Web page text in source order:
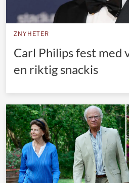
Thailändska
Marockanska
ZNYHETER
Carl Philips fest med
en riktig snackis